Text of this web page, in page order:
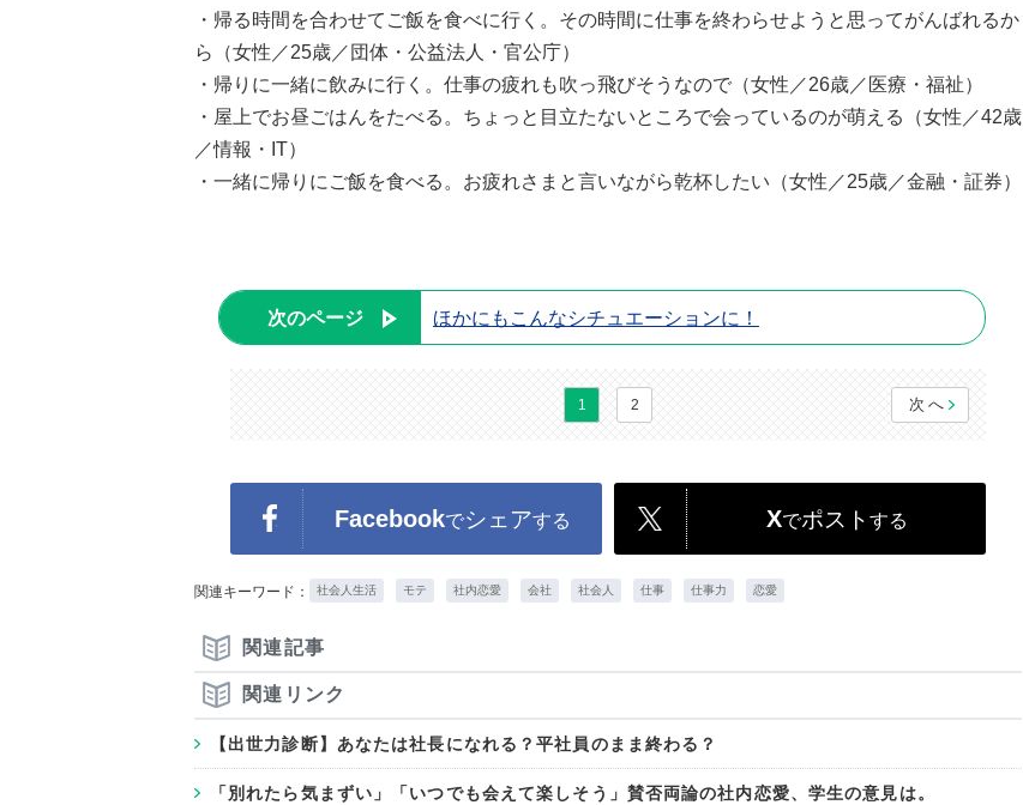
・帰る時間を合わせてご飯を食べに行く。その時間に仕事を終わらせようと思ってがんばれるか
ら（女性／25歳／団体・公益法人・官公庁）
・帰りに一緒に飲みに行く。仕事の疲れも吹っ飛びそうなので（女性／26歳／医療・福祉）
・屋上でお昼ごはんをたべる。ちょっと目立たないところで会っているのが萌える（女性／42歳
／情報・IT）
・一緒に帰りにご飯を食べる。お疲れさまと言いながら乾杯したい（女性／25歳／金融・証券）
次のページ ほかにもこんなシチュエーションに！
1 2 次へ
Facebookでシェアする Xでポスト する
関連キーワード： 社会人生活 モテ 社内恋愛 会社 社会人 仕事 仕事力 恋愛
関連記事
関連リンク
【出世力診断】あなたは社長になれる？平社員のまま終わる？
「別れたら気まずい」「いつでも会えて楽しそう」賛否両論の社内恋愛、学生の意見は。